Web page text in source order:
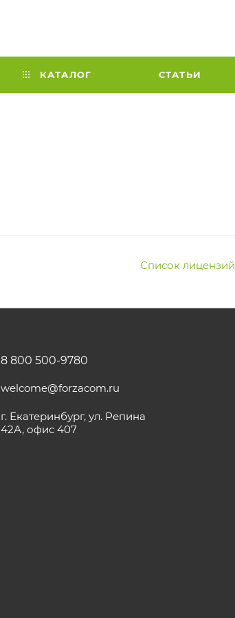
КАТАЛОГ СТАТЬИ
Список лицензий
8 800 500-9780
welcome@forzacom.ru
г. Екатеринбург, ул. Репина
42А, офис 407